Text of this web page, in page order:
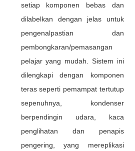
setiap komponen bebas dan
dilabelkan dengan jelas untuk
pengenalpastian dan
pembongkaran/pemasangan
pelajar yang mudah. ​​Sistem ini
dilengkapi dengan komponen
teras seperti pemampat tertutup
sepenuhnya, kondenser
berpendingin udara, kaca
penglihatan dan penapis
pengering, yang mereplikasi